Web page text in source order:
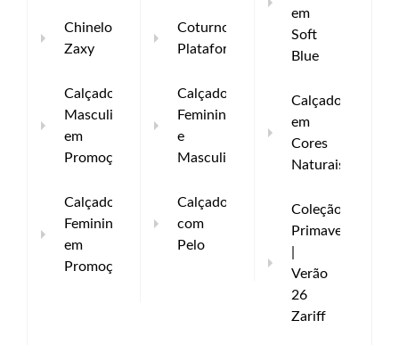
Chinelo
Zaxy
Calçado
Masculino
em
Promoção
Calçado
Feminino
em
Promoção
Coturno
Plataforma
Calçados
Femininos
e
Masculinos
Calçados
com
Pelo
em
Soft
Blue
Calçados
em
Cores
Naturais
Coleção
Primavera
Verão
26
Zariff